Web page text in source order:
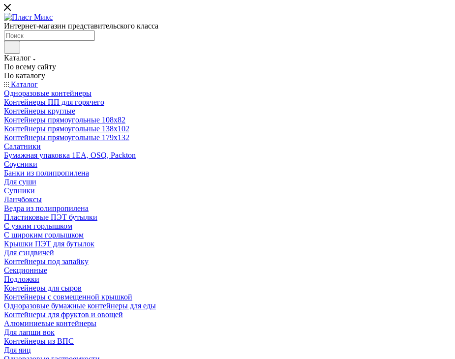
Интернет-магазин представительского класса
Каталог
По всему сайту
По каталогу
Каталог
Одноразовые контейнеры
Контейнеры ПП для горячего
Контейнеры круглые
Контейнеры прямоугольные 108х82
Контейнеры прямоугольные 138х102
Контейнеры прямоугольные 179х132
Салатники
Бумажная упаковка 1ЕА, OSQ, Packton
Соусники
Банки из полипропилена
Для суши
Супники
Ланчбоксы
Ведра из полипропилена
Пластиковые ПЭТ бутылки
С узким горлышком
С широким горлышком
Крышки ПЭТ для бутылок
Для сэндвичей
Контейнеры под запайку
Секционные
Подложки
Контейнеры для сыров
Контейнеры с совмещенной крышкой
Одноразовые бумажные контейнеры для еды
Контейнеры для фруктов и овощей
Алюминиевые контейнеры
Для лапши вок
Контейнеры из ВПС
Для яиц